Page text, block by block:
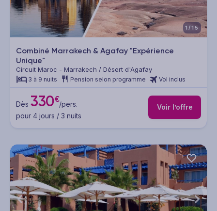
1/15
Combiné Marrakech & Agafay "Expérience
Unique"
Circuit Maroc - Marrakech / Désert d'Agafay
3 à 9 nuits Pension selon programme Vol inclus
Dès 330€/pers.
pour 4 jours / 3 nuits
Voir l’offre